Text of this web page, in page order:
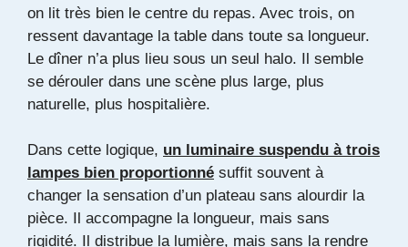
on lit très bien le centre du repas. Avec trois, on
ressent davantage la table dans toute sa longueur.
Le dîner n’a plus lieu sous un seul halo. Il semble
se dérouler dans une scène plus large, plus
naturelle, plus hospitalière.
Dans cette logique, un luminaire suspendu à trois
lampes bien proportionné suffit souvent à
changer la sensation d’un plateau sans alourdir la
pièce. Il accompagne la longueur, mais sans
rigidité. Il distribue la lumière, mais sans la rendre